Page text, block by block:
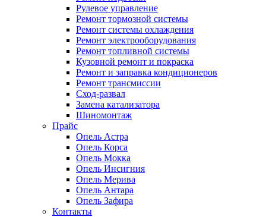
Рулевое управление
Ремонт тормозной системы
Ремонт системы охлаждения
Ремонт электрооборудования
Ремонт топливной системы
Кузовной ремонт и покраска
Ремонт и заправка кондиционеров
Ремонт трансмиссии
Сход-развал
Замена катализатора
Шиномонтаж
Прайс
Опель Астра
Опель Корса
Опель Мокка
Опель Инсигния
Опель Мерива
Опель Антара
Опель Зафира
Контакты